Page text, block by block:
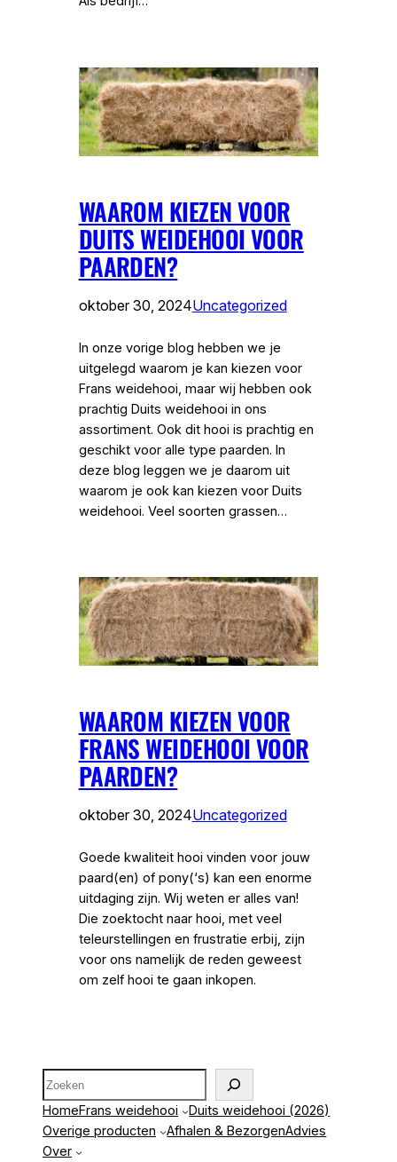
WAAROM KIEZEN VOOR
DUITS WEIDEHOOI VOOR
PAARDEN?
oktober 30, 2024Uncategorized
In onze vorige blog hebben we je
uitgelegd waarom je kan kiezen voor
Frans weidehooi, maar wij hebben ook
prachtig Duits weidehooi in ons
assortiment. Ook dit hooi is prachtig en
geschikt voor alle type paarden. In
deze blog leggen we je daarom uit
waarom je ook kan kiezen voor Duits
weidehooi. Veel soorten grassen…
WAAROM KIEZEN VOOR
FRANS WEIDEHOOI VOOR
PAARDEN?
oktober 30, 2024Uncategorized
Goede kwaliteit hooi vinden voor jouw
paard(en) of pony(‘s) kan een enorme
uitdaging zijn. Wij weten er alles van!
Die zoektocht naar hooi, met veel
teleurstellingen en frustratie erbij, zijn
voor ons namelijk de reden geweest
om zelf hooi te gaan inkopen.
Zoeken
HomeFrans weidehooi
Duits weidehooi (2026)
Overige producten
Afhalen & BezorgenAdvies
Over